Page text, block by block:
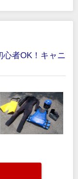
心者OK！キャニ